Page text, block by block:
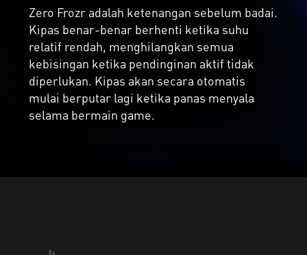
Zero Frozr adalah ketenangan sebelum badai.
Kipas benar-benar berhenti ketika suhu
relatif rendah, menghilangkan semua
kebisingan ketika pendinginan aktif tidak
diperlukan. Kipas akan secara otomatis
mulai berputar lagi ketika panas menyala
selama bermain game.